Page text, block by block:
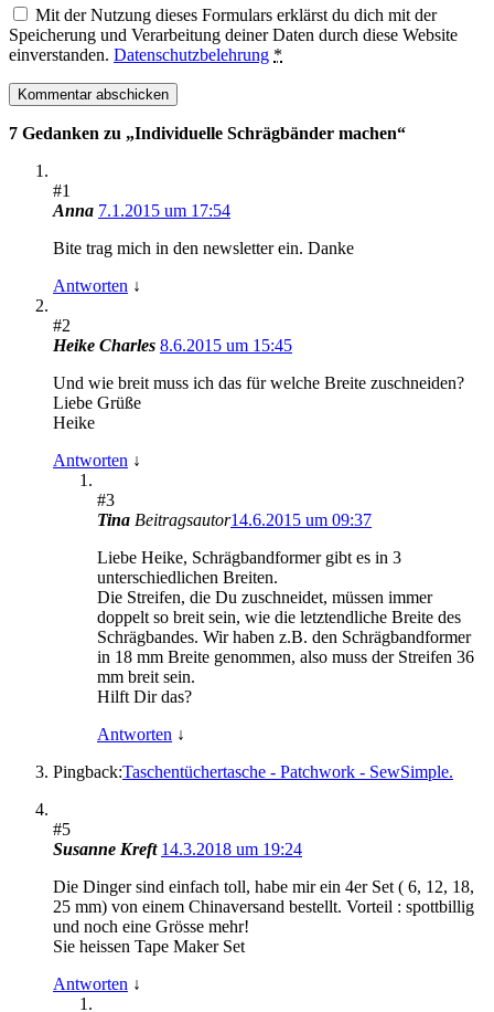
Mit der Nutzung dieses Formulars erklärst du dich mit der
Speicherung und Verarbeitung deiner Daten durch diese Website
einverstanden. Datenschutzbelehrung *
7 Gedanken zu „Individuelle Schrägbänder machen“
#1
Anna 7.1.2015 um 17:54
Bite trag mich in den newsletter ein. Danke
Antworten ↓
#2
Heike Charles 8.6.2015 um 15:45
Und wie breit muss ich das für welche Breite zuschneiden?
Liebe Grüße
Heike
Antworten ↓
#3
Tina Beitragsautor14.6.2015 um 09:37
Liebe Heike, Schrägbandformer gibt es in 3
unterschiedlichen Breiten.
Die Streifen, die Du zuschneidet, müssen immer
doppelt so breit sein, wie die letztendliche Breite des
Schrägbandes. Wir haben z.B. den Schrägbandformer
in 18 mm Breite genommen, also muss der Streifen 36
mm breit sein.
Hilft Dir das?
Antworten ↓
Pingback:Taschentüchertasche - Patchwork - SewSimple.
#5
Susanne Kreft 14.3.2018 um 19:24
Die Dinger sind einfach toll, habe mir ein 4er Set ( 6, 12, 18,
25 mm) von einem Chinaversand bestellt. Vorteil : spottbillig
und noch eine Grösse mehr!
Sie heissen Tape Maker Set
Antworten ↓